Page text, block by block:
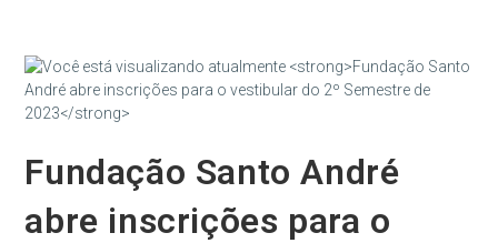
conteúdo
Fundação Santo André
abre inscrições para o